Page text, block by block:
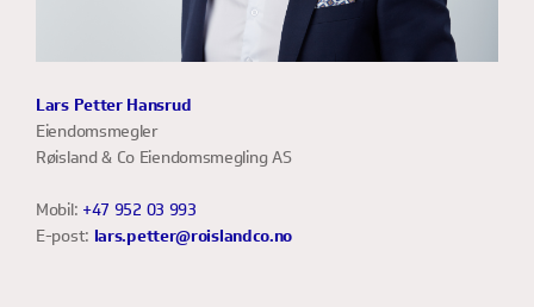
Lars Petter Hansrud
Eiendomsmegler
Røisland & Co Eiendomsmegling AS
Mobil: +47 952 03 993
E-post: lars.petter@roislandco.no